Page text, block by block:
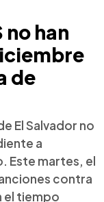
no han
de
El Salvador no
a
Este martes, el
contra
el tiempo